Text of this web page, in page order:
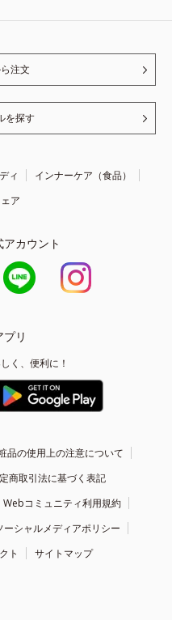
注文
を探す
ィ
インナーケア（食品）
ア
アカウント
リ
く、便利に！
品の使用上の注意について
商取引法に基づく表記
Webコミュニティ利用規約
ーシャルメディアポリシー
ト
サイトマップ